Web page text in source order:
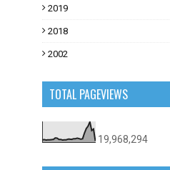
2019
2018
2002
TOTAL PAGEVIEWS
19,968,294